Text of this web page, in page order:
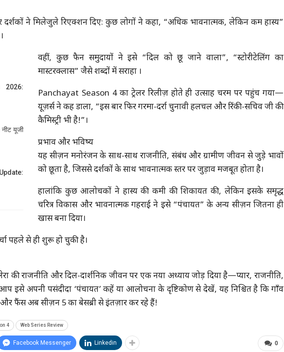
दर्शकों ने मिलेजुले रिएक्शन दिए: कुछ लोगों ने कहा, “अधिक भावनात्मक, लेकिन कम हास्य”
2026:
यूजी
वहीं, कुछ फैन समुदायों ने इसे “दिल को छू जाने वाला”, “स्टोरीटेलिंग का
मास्टरक्लास” जैसे शब्दों में सराहा ।
Panchayat Season 4 का ट्रेलर रिलीज़ होते ही उत्साह चरम पर पहुंच गया—
यूज़र्स ने कह डाला, “इस बार फिर गरमा-दर्रा चुनावी हलचल और रिंकी-सचिव जी की
कैमिस्ट्री भी है!”।
प्रभाव और भविष्य
यह सीज़न मनोरंजन के साथ-साथ राजनीति, संबंध और ग्रामीण जीवन से जुड़े भावों
को छूता है, जिससे दर्शकों के साथ भावनात्मक स्तर पर जुड़ाव मजबूत होता है।
हालांकि कुछ आलोचकों ने हास्य की कमी की शिकायत की, लेकिन इसके समृद्ध
चरित्र विकास और भावनात्मक गहराई ने इसे “पंचायत” के अन्य सीज़न जितना ही
खास बना दिया।
पहले से ही शुरू हो चुकी है।
की राजनीति और दिल-दार्शनिक जीवन पर एक नया अध्याय जोड़ दिया है—प्यार, राजनीति,
इसे अपनी पसंदीदा ‘पंचायत’ कहें या आलोचना के दृष्टिकोण से देखें, यह निश्चित है कि गाँव
फैंस अब सीज़न 5 का बेसब्री से इंतज़ार कर रहे हैं!
4 Web Series Review
0
Facebook Messenger Linkedin